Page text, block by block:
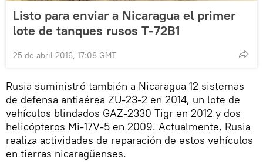
Listo para enviar a Nicaragua el primer
lote de tanques rusos T-72B1
25 de abril 2016, 17:08 GMT
Rusia suministró también a Nicaragua 12 sistemas
de defensa antiaérea ZU-23-2 en 2014, un lote de
vehículos blindados GAZ-2330 Tigr en 2012 y dos
helicópteros Mi-17V-5 en 2009. Actualmente, Rusia
realiza actividades de reparación de estos vehículos
en tierras nicaragüenses.